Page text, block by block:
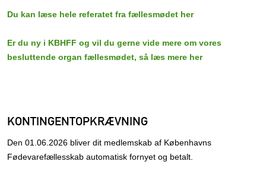
Du kan læse hele referatet fra fællesmødet her
Er du ny i KBHFF og vil du gerne vide mere om vores
besluttende organ fællesmødet, så læs mere her
KONTINGENTOPKRÆVNING
Den 01.06.2026 bliver dit medlemskab af Københavns
Fødevarefællesskab automatisk fornyet og betalt.